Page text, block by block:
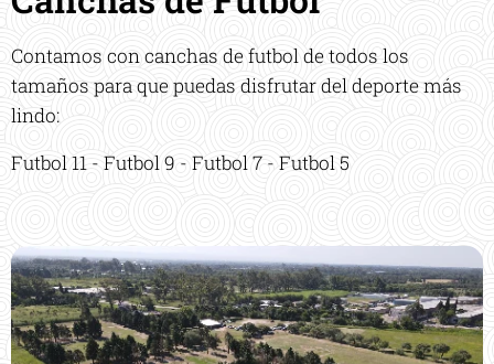
Contamos con canchas de futbol de todos los
tamaños para que puedas disfrutar del deporte más
lindo:
Futbol 11 - Futbol 9 - Futbol 7 - Futbol 5